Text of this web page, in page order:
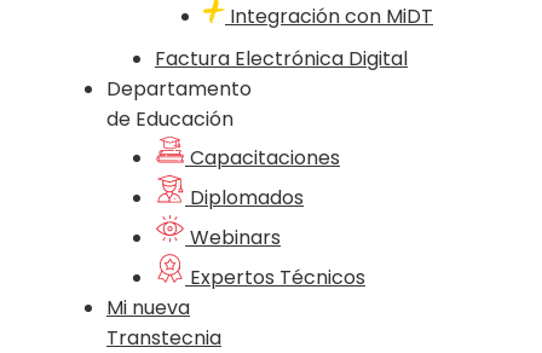
Integración con MiDT
Factura Electrónica Digital
Departamento
de Educación
Capacitaciones
Diplomados
Webinars
Expertos Técnicos
Mi nueva
Transtecnia